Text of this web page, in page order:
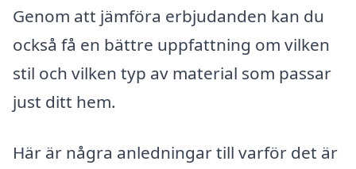
Genom att jämföra erbjudanden kan du
också få en bättre uppfattning om vilken
stil och vilken typ av material som passar
just ditt hem.
Här är några anledningar till varför det är